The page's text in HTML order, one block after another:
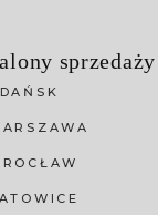
sprzedaży